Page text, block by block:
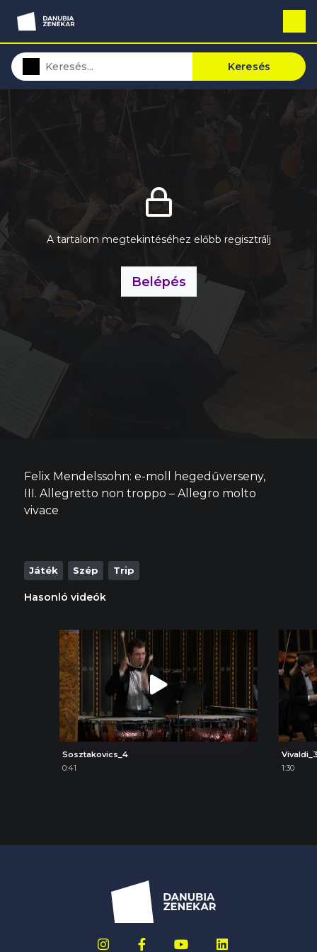
Keresés
A tartalom megtekintéséhez előbb regisztrálj
Belépés
Felix Mendelssohn: e-moll hegedűverseny,
III. Allegretto non troppo – Allegro molto
vivace
Játék Szép Trip
Hasonló videók
Sosztakovics_4
0:41
1:30